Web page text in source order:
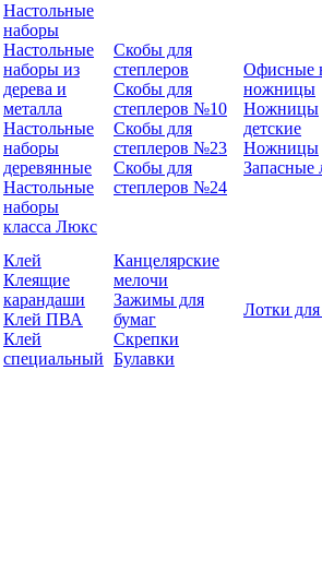
Настольные
наборы
Настольные
наборы из
дерева и
металла
Настольные
наборы
деревянные
Настольные
наборы
класса Люкс
Скобы для
степлеров
Скобы для
степлеров №10
Скобы для
степлеров №23
Скобы для
степлеров №24
Офисные
ножницы
Ножницы
детские
Ножницы
Запасные
Клей
Клеящие
карандаши
Клей ПВА
Клей
специальный
Канцелярские
мелочи
Зажимы для
бумаг
Скрепки
Булавки
Лотки